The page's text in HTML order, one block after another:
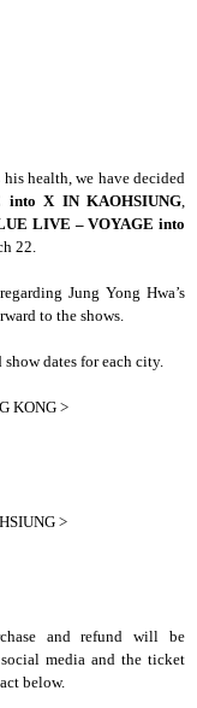
health, we have decided
into X IN KAOHSIUNG,
LIVE – VOYAGE into
22.
Jung Yong Hwa’s
to the shows.
dates for each city.
KONG >
>
and refund will be
media and the ticket
below.